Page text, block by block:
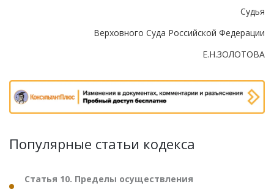
Судья
Верховного Суда Российской Федерации
Е.Н.ЗОЛОТОВА
Популярные статьи кодекса
Статья 10. Пределы осуществления